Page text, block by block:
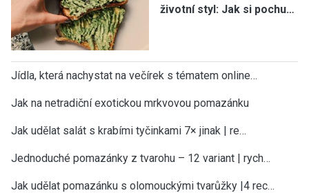
životní styl: Jak si pochu…
Jídla, která nachystat na večírek s tématem online…
Jak na netradiční exotickou mrkvovou pomazánku
Jak udělat salát s krabími tyčinkami 7× jinak | re…
Jednoduché pomazánky z tvarohu – 12 variant | rych…
Jak udělat pomazánku s olomouckými tvarůžky |4 rec…